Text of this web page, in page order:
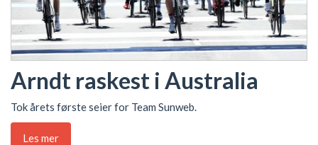
Arndt raskest i Australia
Tok årets første seier for Team Sunweb.
Les mer